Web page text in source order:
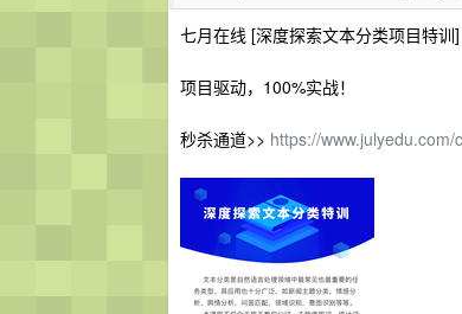
七月在线 [深度探索文本分类项目特训]
项目驱动，100%实战！
秒杀通道>> https://